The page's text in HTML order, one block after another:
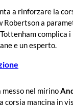
a rinforzare la
Robertson a
Tottenham complica
e un esperto.
messo nel mirino
corsia mancina in